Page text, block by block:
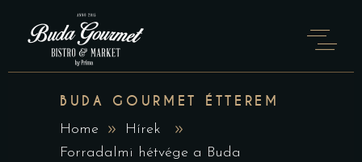
BUDA GOURMET ÉTTEREM
Home
Hírek
Forradalmi hétvége a Buda